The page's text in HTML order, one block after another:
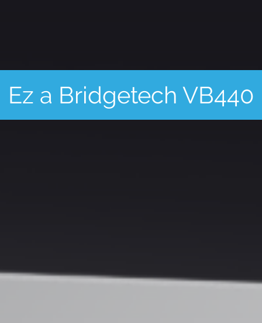
Ez a Bridgetech VB440